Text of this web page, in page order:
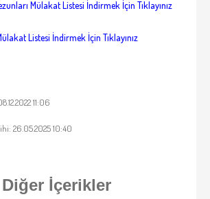
Mülakat Listesi İndirmek İçin Tıklayınız
Listesi İndirmek İçin Tıklayınız
11:06
26.05.2025 10:40
Diğer İçerikler